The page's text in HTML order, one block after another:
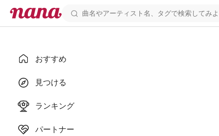
おすすめ
見つける
ランキング
パートナー